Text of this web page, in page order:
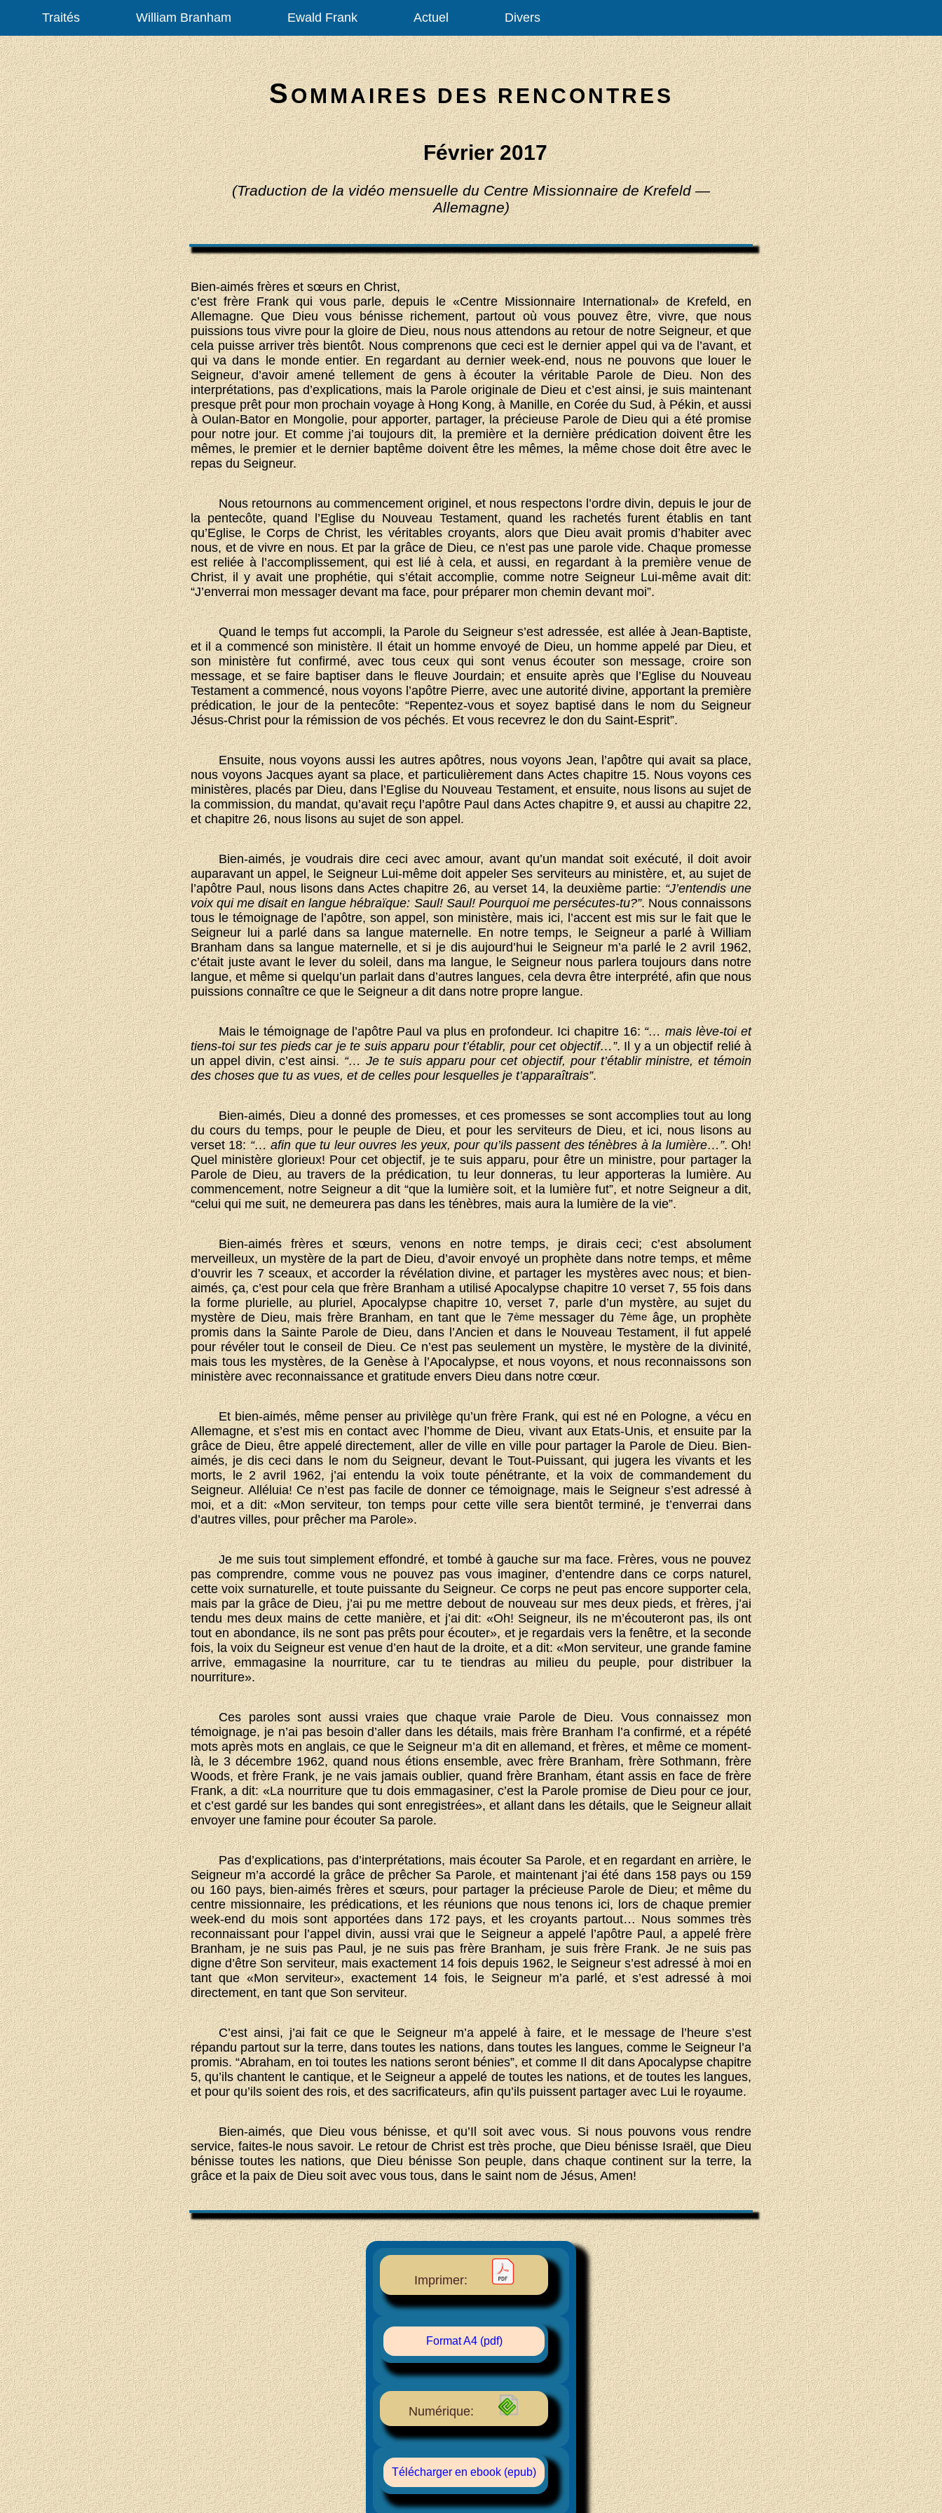
Traités William Branham Ewald Frank Actuel Divers
SOMMAIRES DES RENCONTRES
Février 2017
(Traduction de la vidéo mensuelle du Centre Missionnaire de Krefeld —
Allemagne)
Bien-aimés frères et sœurs en Christ,
c’est frère Frank qui vous parle, depuis le «Centre Missionnaire International» de Krefeld, en
Allemagne. Que Dieu vous bénisse richement, partout où vous pouvez être, vivre, que nous
puissions tous vivre pour la gloire de Dieu, nous nous attendons au retour de notre Seigneur, et que
cela puisse arriver très bientôt. Nous comprenons que ceci est le dernier appel qui va de l’avant, et
qui va dans le monde entier. En regardant au dernier week-end, nous ne pouvons que louer le
Seigneur, d’avoir amené tellement de gens à écouter la véritable Parole de Dieu. Non des
interprétations, pas d’explications, mais la Parole originale de Dieu et c’est ainsi, je suis maintenant
presque prêt pour mon prochain voyage à Hong Kong, à Manille, en Corée du Sud, à Pékin, et aussi
à Oulan-Bator en Mongolie, pour apporter, partager, la précieuse Parole de Dieu qui a été promise
pour notre jour. Et comme j’ai toujours dit, la première et la dernière prédication doivent être les
mêmes, le premier et le dernier baptême doivent être les mêmes, la même chose doit être avec le
repas du Seigneur.
Nous retournons au commencement originel, et nous respectons l’ordre divin, depuis le jour de
la pentecôte, quand l’Eglise du Nouveau Testament, quand les rachetés furent établis en tant
qu’Eglise, le Corps de Christ, les véritables croyants, alors que Dieu avait promis d’habiter avec
nous, et de vivre en nous. Et par la grâce de Dieu, ce n’est pas une parole vide. Chaque promesse
est reliée à l’accomplissement, qui est lié à cela, et aussi, en regardant à la première venue de
Christ, il y avait une prophétie, qui s’était accomplie, comme notre Seigneur Lui-même avait dit:
“J’enverrai mon messager devant ma face, pour préparer mon chemin devant moi”.
Quand le temps fut accompli, la Parole du Seigneur s’est adressée, est allée à Jean-Baptiste,
et il a commencé son ministère. Il était un homme envoyé de Dieu, un homme appelé par Dieu, et
son ministère fut confirmé, avec tous ceux qui sont venus écouter son message, croire son
message, et se faire baptiser dans le fleuve Jourdain; et ensuite après que l’Eglise du Nouveau
Testament a commencé, nous voyons l’apôtre Pierre, avec une autorité divine, apportant la première
prédication, le jour de la pentecôte: “Repentez-vous et soyez baptisé dans le nom du Seigneur
Jésus-Christ pour la rémission de vos péchés. Et vous recevrez le don du Saint-Esprit”.
Ensuite, nous voyons aussi les autres apôtres, nous voyons Jean, l’apôtre qui avait sa place,
nous voyons Jacques ayant sa place, et particulièrement dans Actes chapitre 15. Nous voyons ces
ministères, placés par Dieu, dans l’Eglise du Nouveau Testament, et ensuite, nous lisons au sujet de
la commission, du mandat, qu’avait reçu l’apôtre Paul dans Actes chapitre 9, et aussi au chapitre 22,
et chapitre 26, nous lisons au sujet de son appel.
Bien-aimés, je voudrais dire ceci avec amour, avant qu’un mandat soit exécuté, il doit avoir
auparavant un appel, le Seigneur Lui-même doit appeler Ses serviteurs au ministère, et, au sujet de
l’apôtre Paul, nous lisons dans Actes chapitre 26, au verset 14, la deuxième partie:“J’entendis une
voix qui me disait en langue hébraïque: Saul! Saul! Pourquoi me persécutes-tu?”. Nous connaissons
tous le témoignage de l’apôtre, son appel, son ministère, mais ici, l’accent est mis sur le fait que le
Seigneur lui a parlé dans sa langue maternelle. En notre temps, le Seigneur a parlé à William
Branham dans sa langue maternelle, et si je dis aujourd’hui le Seigneur m’a parlé le 2 avril 1962,
c’était juste avant le lever du soleil, dans ma langue, le Seigneur nous parlera toujours dans notre
langue, et même si quelqu’un parlait dans d’autres langues, cela devra être interprété, afin que nous
puissions connaître ce que le Seigneur a dit dans notre propre langue.
Mais le témoignage de l’apôtre Paul va plus en profondeur. Ici chapitre 16:“… mais lève-toi et
tiens-toi sur tes pieds car je te suis apparu pour t’établir, pour cet objectif…”. Il y a un objectif relié à
un appel divin, c’est ainsi.“… Je te suis apparu pour cet objectif, pour t’établir ministre, et témoin
des choses que tu as vues, et de celles pour lesquelles je t’apparaîtrais”.
Bien-aimés, Dieu a donné des promesses, et ces promesses se sont accomplies tout au long
du cours du temps, pour le peuple de Dieu, et pour les serviteurs de Dieu, et ici, nous lisons au
verset 18:“… afin que tu leur ouvres les yeux, pour qu’ils passent des ténèbres à la lumière…”. Oh!
Quel ministère glorieux! Pour cet objectif, je te suis apparu, pour être un ministre, pour partager la
Parole de Dieu, au travers de la prédication, tu leur donneras, tu leur apporteras la lumière. Au
commencement, notre Seigneur a dit “que la lumière soit, et la lumière fut”, et notre Seigneur a dit,
“celui qui me suit, ne demeurera pas dans les ténèbres, mais aura la lumière de la vie”.
Bien-aimés frères et sœurs, venons en notre temps, je dirais ceci; c’est absolument
merveilleux, un mystère de la part de Dieu, d’avoir envoyé un prophète dans notre temps, et même
d’ouvrir les 7 sceaux, et accorder la révélation divine, et partager les mystères avec nous; et bien-
aimés, ça, c’est pour cela que frère Branham a utilisé Apocalypse chapitre 10 verset 7, 55 fois dans
la forme plurielle, au pluriel, Apocalypse chapitre 10, verset 7, parle d’un mystère, au sujet du
mystère de Dieu, mais frère Branham, en tant que le 7èmemessager du 7èmeâge, un prophète
promis dans la Sainte Parole de Dieu, dans l’Ancien et dans le Nouveau Testament, il fut appelé
pour révéler tout le conseil de Dieu. Ce n’est pas seulement un mystère, le mystère de la divinité,
mais tous les mystères, de la Genèse à l’Apocalypse, et nous voyons, et nous reconnaissons son
ministère avec reconnaissance et gratitude envers Dieu dans notre cœur.
Et bien-aimés, même penser au privilège qu’un frère Frank, qui est né en Pologne, a vécu en
Allemagne, et s’est mis en contact avec l’homme de Dieu, vivant aux Etats-Unis, et ensuite par la
grâce de Dieu, être appelé directement, aller de ville en ville pour partager la Parole de Dieu. Bien-
aimés, je dis ceci dans le nom du Seigneur, devant le Tout-Puissant, qui jugera les vivants et les
morts, le 2 avril 1962, j’ai entendu la voix toute pénétrante, et la voix de commandement du
Seigneur. Alléluia! Ce n’est pas facile de donner ce témoignage, mais le Seigneur s’est adressé à
moi, et a dit: «Mon serviteur, ton temps pour cette ville sera bientôt terminé, je t’enverrai dans
d’autres villes, pour prêcher ma Parole».
Je me suis tout simplement effondré, et tombé à gauche sur ma face. Frères, vous ne pouvez
pas comprendre, comme vous ne pouvez pas vous imaginer, d’entendre dans ce corps naturel,
cette voix surnaturelle, et toute puissante du Seigneur. Ce corps ne peut pas encore supporter cela,
mais par la grâce de Dieu, j’ai pu me mettre debout de nouveau sur mes deux pieds, et frères, j’ai
tendu mes deux mains de cette manière, et j’ai dit: «Oh! Seigneur, ils ne m’écouteront pas, ils ont
tout en abondance, ils ne sont pas prêts pour écouter», et je regardais vers la fenêtre, et la seconde
fois, la voix du Seigneur est venue d’en haut de la droite, et a dit: «Mon serviteur, une grande famine
arrive, emmagasine la nourriture, car tu te tiendras au milieu du peuple, pour distribuer la
nourriture».
Ces paroles sont aussi vraies que chaque vraie Parole de Dieu. Vous connaissez mon
témoignage, je n’ai pas besoin d’aller dans les détails, mais frère Branham l’a confirmé, et a répété
mots après mots en anglais, ce que le Seigneur m’a dit en allemand, et frères, et même ce moment-
là, le 3 décembre 1962, quand nous étions ensemble, avec frère Branham, frère Sothmann, frère
Woods, et frère Frank, je ne vais jamais oublier, quand frère Branham, étant assis en face de frère
Frank, a dit: «La nourriture que tu dois emmagasiner, c’est la Parole promise de Dieu pour ce jour,
et c’est gardé sur les bandes qui sont enregistrées», et allant dans les détails, que le Seigneur allait
envoyer une famine pour écouter Sa parole.
Pas d’explications, pas d’interprétations, mais écouter Sa Parole, et en regardant en arrière, le
Seigneur m’a accordé la grâce de prêcher Sa Parole, et maintenant j’ai été dans 158 pays ou 159
ou 160 pays, bien-aimés frères et sœurs, pour partager la précieuse Parole de Dieu; et même du
centre missionnaire, les prédications, et les réunions que nous tenons ici, lors de chaque premier
week-end du mois sont apportées dans 172 pays, et les croyants partout… Nous sommes très
reconnaissant pour l’appel divin, aussi vrai que le Seigneur a appelé l’apôtre Paul, a appelé frère
Branham, je ne suis pas Paul, je ne suis pas frère Branham, je suis frère Frank. Je ne suis pas
digne d’être Son serviteur, mais exactement 14 fois depuis 1962, le Seigneur s’est adressé à moi en
tant que «Mon serviteur», exactement 14 fois, le Seigneur m’a parlé, et s’est adressé à moi
directement, en tant que Son serviteur.
C’est ainsi, j’ai fait ce que le Seigneur m’a appelé à faire, et le message de l’heure s’est
répandu partout sur la terre, dans toutes les nations, dans toutes les langues, comme le Seigneur l’a
promis. “Abraham, en toi toutes les nations seront bénies”, et comme Il dit dans Apocalypse chapitre
5, qu’ils chantent le cantique, et le Seigneur a appelé de toutes les nations, et de toutes les langues,
et pour qu’ils soient des rois, et des sacrificateurs, afin qu’ils puissent partager avec Lui le royaume.
Bien-aimés, que Dieu vous bénisse, et qu’Il soit avec vous. Si nous pouvons vous rendre
service, faites-le nous savoir. Le retour de Christ est très proche, que Dieu bénisse Israël, que Dieu
bénisse toutes les nations, que Dieu bénisse Son peuple, dans chaque continent sur la terre, la
grâce et la paix de Dieu soit avec vous tous, dans le saint nom de Jésus, Amen!
Imprimer:
Format A4 (pdf)
Numérique:
Télécharger en ebook (epub)